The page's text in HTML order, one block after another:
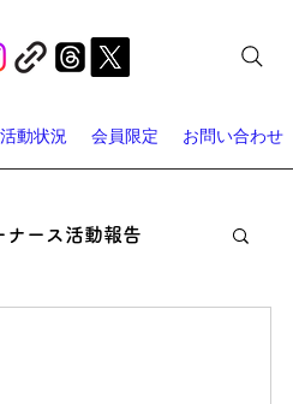
活動状況 会員限定 お問い合わせ
ナース活動報告